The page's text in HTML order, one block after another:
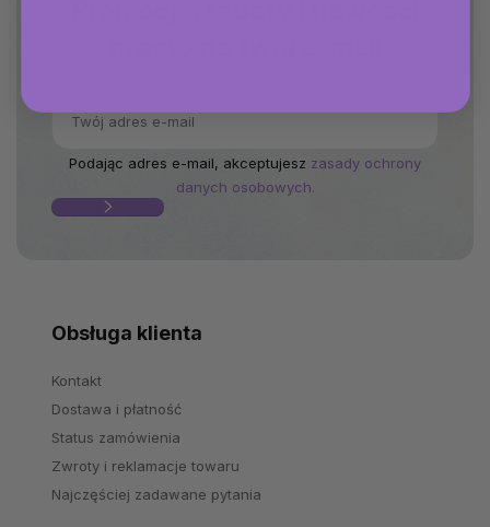
Podając adres e-mail, akceptujesz zasady ochrony
danych osobowych.
Obsługa klienta
Kontakt
Dostawa i płatność
Status zamówienia
Zwroty i reklamacje towaru
Najczęściej zadawane pytania